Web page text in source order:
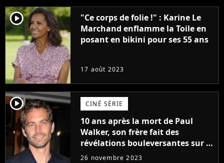
player2
"Ce corps de folie !" : Karine Le
Marchand enflamme la Toile en
posant en bikini pour ses 55 ans
17 août 2023
player2 CINÉ SÉRIE
10 ans après la mort de Paul
Walker, son frère fait des
révélations bouleversantes sur la
réaction des acteurs de Fast and
26 novembre 2023